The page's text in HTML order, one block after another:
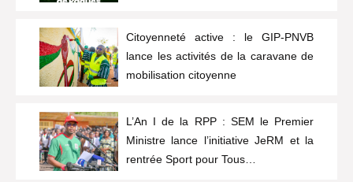
Citoyenneté active : le GIP-PNVB
lance les activités de la caravane de
mobilisation citoyenne
L’An I de la RPP : SEM le Premier
Ministre lance l’initiative JeRM et la
rentrée Sport pour Tous…